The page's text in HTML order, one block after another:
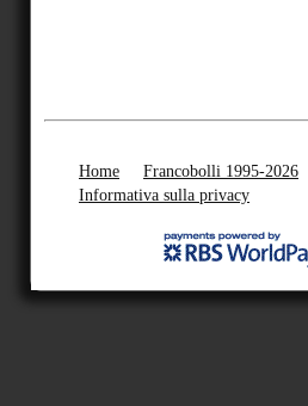
Home Francobolli 1995-2026
Informativa sulla privacy